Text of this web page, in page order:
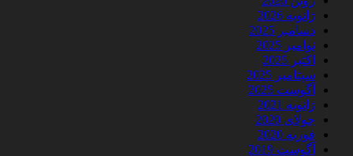
ژانویه 2026
دسامبر 2025
نوامبر 2025
اکتبر 2025
سپتامبر 2025
آگوست 2025
ژانویه 2021
جولای 2020
فوریه 2020
آگوست 2019